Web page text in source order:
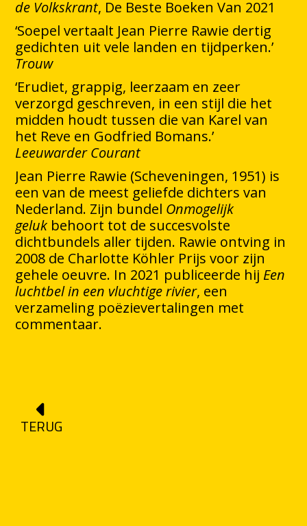
de Volkskrant, De Beste Boeken Van 2021
‘Soepel vertaalt Jean Pierre Rawie dertig
gedichten uit vele landen en tijdperken.’
Trouw
‘Erudiet, grappig, leerzaam en zeer
verzorgd geschreven, in een stijl die het
midden houdt tussen die van Karel van
het Reve en Godfried Bomans.’
Leeuwarder Courant
Jean Pierre Rawie (Scheveningen, 1951) is
een van de meest geliefde dichters van
Nederland. Zijn bundel Onmogelijk
geluk behoort tot de succesvolste
dichtbundels aller tijden. Rawie ontving in
2008 de Charlotte Köhler Prijs voor zijn
gehele oeuvre. In 2021 publiceerde hij Een
luchtbel in een vluchtige rivier, een
verzameling poëzievertalingen met
commentaar.
TERUG